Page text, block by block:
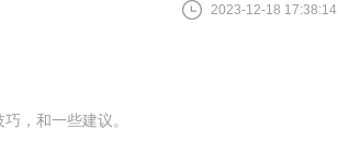
2023-12-18 17:38:14
，和一些建议。